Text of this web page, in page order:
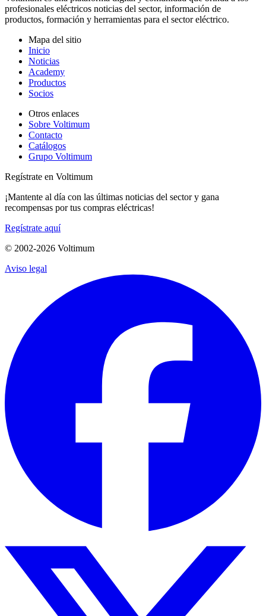
profesionales eléctricos noticias del sector, información de
productos, formación y herramientas para el sector eléctrico.
Mapa del sitio
Inicio
Noticias
Academy
Productos
Socios
Otros enlaces
Sobre Voltimum
Contacto
Catálogos
Grupo Voltimum
Regístrate en Voltimum
¡Mantente al día con las últimas noticias del sector y gana
recompensas por tus compras eléctricas!
Regístrate aquí
© 2002-2026 Voltimum
Aviso legal